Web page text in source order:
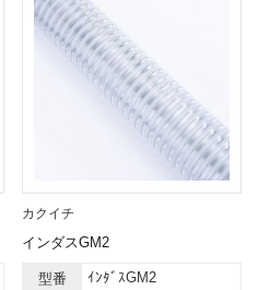
カクイチ
インダスGM2
型番 ｲﾝﾀﾞｽGM2